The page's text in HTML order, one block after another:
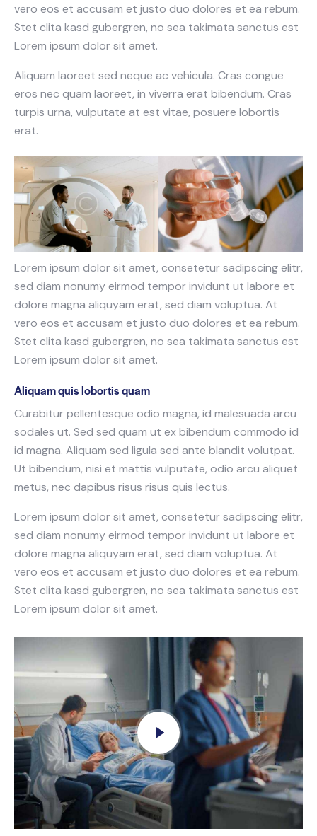
vero eos et accusam et justo duo dolores et ea rebum.
Stet clita kasd gubergren, no sea takimata sanctus est
Lorem ipsum dolor sit amet.
Aliquam laoreet sed neque ac vehicula. Cras congue
eros nec quam laoreet, in viverra erat bibendum. Cras
turpis urna, vulputate at est vitae, posuere lobortis
erat.
Lorem ipsum dolor sit amet, consetetur sadipscing elitr,
sed diam nonumy eirmod tempor invidunt ut labore et
dolore magna aliquyam erat, sed diam voluptua. At
vero eos et accusam et justo duo dolores et ea rebum.
Stet clita kasd gubergren, no sea takimata sanctus est
Lorem ipsum dolor sit amet.
Aliquam quis lobortis quam
Curabitur pellentesque odio magna, id malesuada arcu
sodales ut. Sed sed quam ut ex bibendum commodo id
id magna. Aliquam sed ligula sed ante blandit volutpat.
Ut bibendum, nisi et mattis vulputate, odio arcu aliquet
metus, nec dapibus risus risus quis lectus.
Lorem ipsum dolor sit amet, consetetur sadipscing elitr,
sed diam nonumy eirmod tempor invidunt ut labore et
dolore magna aliquyam erat, sed diam voluptua. At
vero eos et accusam et justo duo dolores et ea rebum.
Stet clita kasd gubergren, no sea takimata sanctus est
Lorem ipsum dolor sit amet.